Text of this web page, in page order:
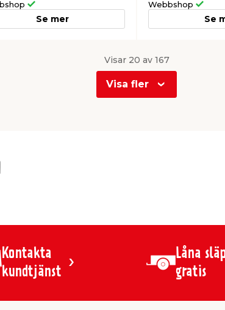
Se mer
Webbshop
Se
Visar 20 av 167
Visa fler
Kontakta
kundtjänst
Låna
gratis